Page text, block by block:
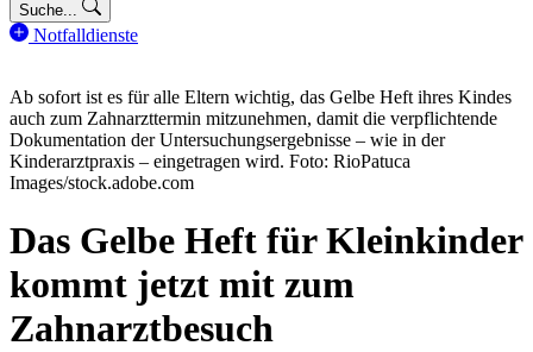
Suche...
Notfalldienste
Ab sofort ist es für alle Eltern wichtig, das Gelbe Heft ihres Kindes
auch zum Zahnarzttermin mitzunehmen, damit die verpflichtende
Dokumentation der Untersuchungsergebnisse – wie in der
Kinderarztpraxis – eingetragen wird. Foto: RioPatuca
Images/stock.adobe.com
Das Gelbe Heft für Kleinkinder
kommt jetzt mit zum
Zahnarztbesuch